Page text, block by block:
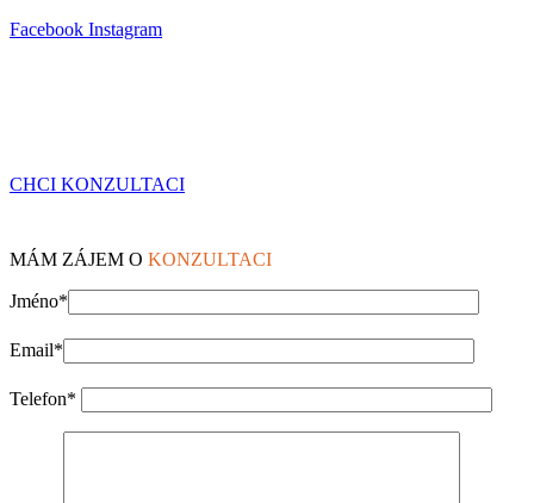
Facebook Instagram
CHCI KONZULTACI
MÁM ZÁJEM O KONZULTACI
Jméno*
Email*
Telefon*